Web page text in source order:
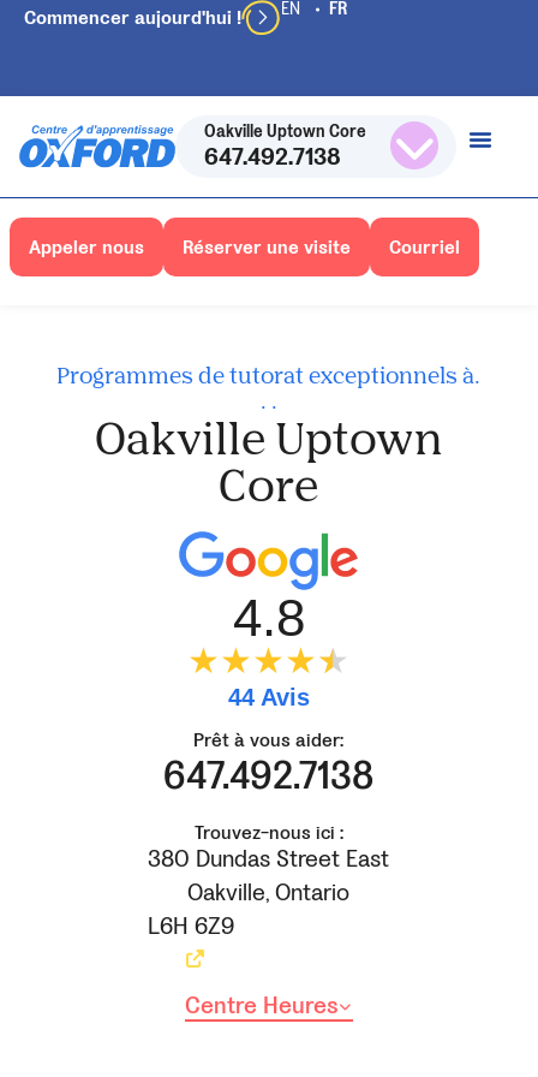
Commencer aujourd'hui !
Oakville Uptown Core
647.492.7138
Appeler nous Réserver une visite Courriel
Programmes de tutorat exceptionnels à.
. .
Oakville Uptown
Core
Prêt à vous aider:
647.492.7138
Trouvez-nous ici :
380 Dundas Street East
Oakville, Ontario
L6H 6Z9
Centre Heures
4.8
★★★★★
★
44 Avis